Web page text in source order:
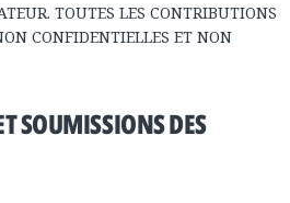
TOUTES LES CONTRIBUTIONS
CONFIDENTIELLES ET NON
SOUMISSIONS DES